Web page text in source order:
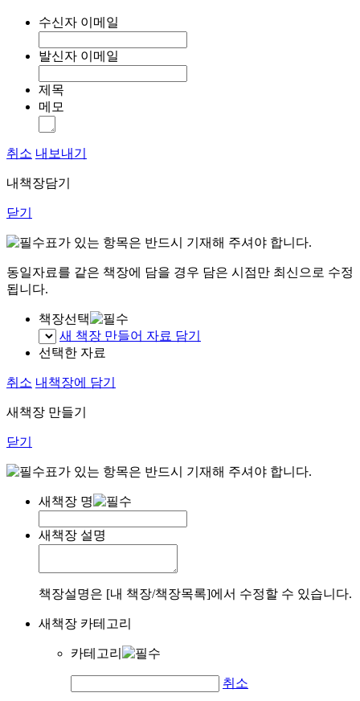
수신자 이메일
발신자 이메일
제목
메모
취소 내보내기
내책장담기
닫기
표가 있는 항목은 반드시 기재해 주셔야 합니다.
동일자료를 같은 책장에 담을 경우 담은 시점만 최신으로 수정
됩니다.
책장선택
새 책장 만들어 자료 담기
선택한 자료
취소 내책장에 담기
새책장 만들기
닫기
표가 있는 항목은 반드시 기재해 주셔야 합니다.
새책장 명
새책장 설명
책장설명은 [내 책장/책장목록]에서 수정할 수 있습니다.
새책장 카테고리
카테고리
취소